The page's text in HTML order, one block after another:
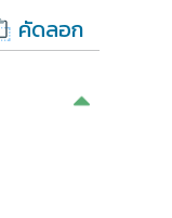
คัดลอก